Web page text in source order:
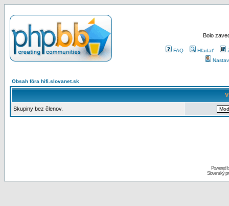
Bolo
FAQ Hľadať
Obsah fóra hifi.slovanet.sk
Skupiny bez členov.
Powered
Slovenský